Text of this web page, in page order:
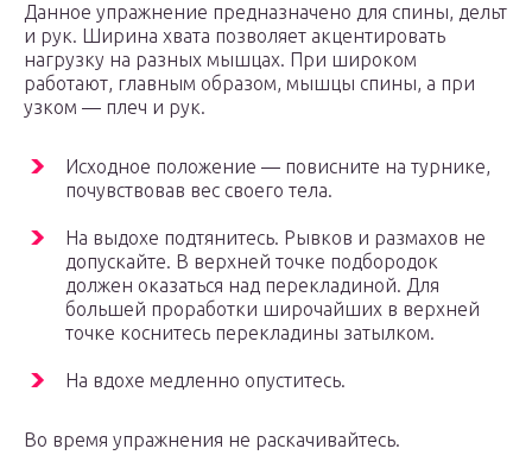
Данное упражнение предназначено для спины, дельт
и рук. Ширина хвата позволяет акцентировать
нагрузку на разных мышцах. При широком
работают, главным образом, мышцы спины, а при
узком — плеч и рук.
Исходное положение — повисните на турнике,
почувствовав вес своего тела.
На выдохе подтянитесь. Рывков и размахов не
допускайте. В верхней точке подбородок
должен оказаться над перекладиной. Для
большей проработки широчайших в верхней
точке коснитесь перекладины затылком.
На вдохе медленно опуститесь.
Во время упражнения не раскачивайтесь.